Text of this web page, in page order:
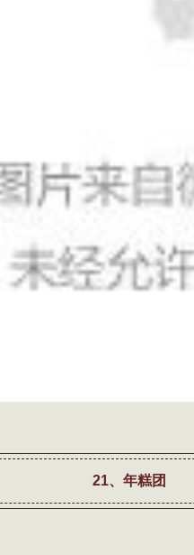
21、年糕团